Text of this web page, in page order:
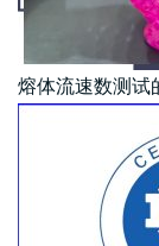
熔体流速数测试